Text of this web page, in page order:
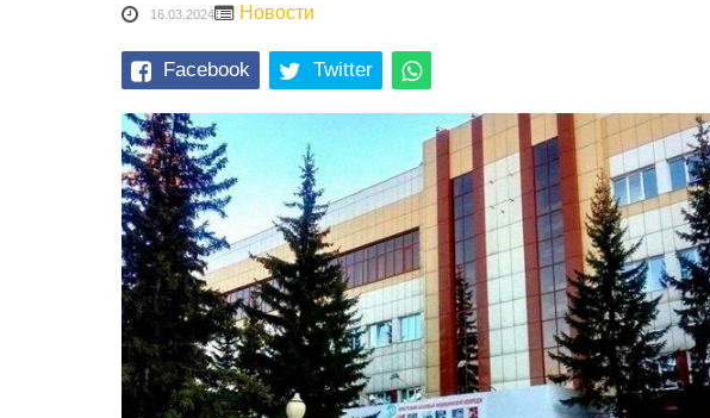
16.03.2024 Новости
Facebook Twitter